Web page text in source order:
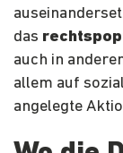
das
auch in
allem auf
angelegte